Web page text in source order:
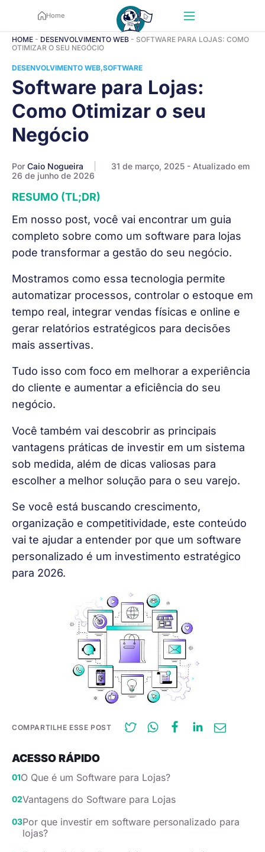
Home
HOME - DESENVOLVIMENTO WEB - SOFTWARE PARA LOJAS: COMO
OTIMIZAR O SEU NEGÓCIO
DESENVOLVIMENTO WEB SOFTWARE
Software para Lojas:
Como Otimizar o seu
Negócio
Por Caio Nogueira 31 de março, 2025 - Atualizado em
26 de junho de 2026
RESUMO (TL;DR)
Em nosso post, você vai encontrar um guia
completo sobre como um software para lojas
pode transformar a gestão do seu negócio.
Mostramos como essa tecnologia permite
automatizar processos, controlar o estoque em
tempo real, integrar vendas físicas e online e
gerar relatórios estratégicos para decisões
mais assertivas.
Tudo isso com foco em melhorar a experiência
do cliente e aumentar a eficiência do seu
negócio.
Você também vai descobrir as principais
vantagens práticas de investir em um sistema
sob medida, além de dicas valiosas para
escolher a melhor solução para o seu varejo.
Se você está buscando crescimento,
organização e competitividade, este conteúdo
vai te ajudar a entender por que um software
personalizado é um investimento estratégico
para 2026.
COMPARTILHE ESSE POST
ACESSO RÁPIDO
O Que é um Software para Lojas?
Vantagens do Software para Lojas
Por que investir em software personalizado para
lojas?